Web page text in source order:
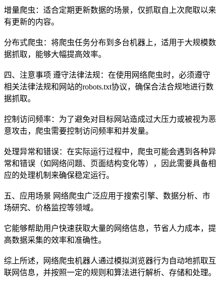
增量爬虫：适合定期更新数据的场景，仅抓取自上次爬取以来
有更新的内容。
分布式爬虫：将爬虫任务分布到多台机器上，适用于大规模数
据抓取，能够大幅提高效率。
四、注意事项 遵守法律法规：在使用网络爬虫时，必须遵守
相关法律法规和网站的robots.txt协议，确保合法合规地进行数
据抓取。
控制访问频率：为了避免对目标网站造成过大压力或被视为恶
意攻击，爬虫需要控制访问频率和并发量。
处理异常和错误：在实际运行过程中，爬虫可能会遇到各种异
常和错误（如网络问题、页面结构变化等），因此需要具备相
应的处理机制来确保稳定运行。
五、应用场景 网络爬虫广泛应用于搜索引擎、数据分析、市
场研究、价格监控等领域。
它能够帮助用户快速获取大量的网络信息，节省人力成本，提
高数据采集的效率和准确性。
综上所述，网络爬虫机器人通过模拟浏览器行为自动地抓取互
联网信息，并按照一定的规则和算法进行解析、存储和处理。